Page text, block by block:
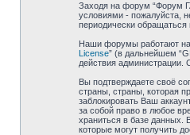
Заходя на форум “Форум
условиями - пожалуйста,
периодически
Наши форумы работают на
License” (в дальнейшем
действия администрации.
Вы подтверждаете своё
страны, страны, которая
заблокировать Ваш
за собой право в любое
храниться в базе данных.
которые могут получить